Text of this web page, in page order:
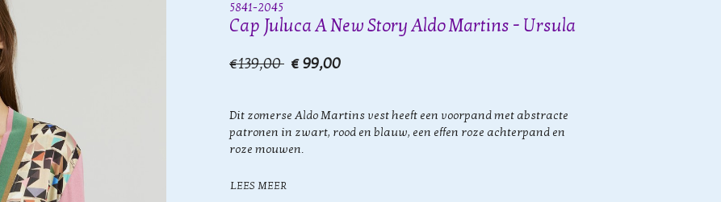
5841-2045
Cap Juluca A New Story Aldo Martins - Ursula
€139,00 € 99,00
Dit zomerse Aldo Martins vest heeft een voorpand met abstracte
patronen in zwart, rood en blauw, een effen roze achterpand en
roze mouwen.
LEES MEER